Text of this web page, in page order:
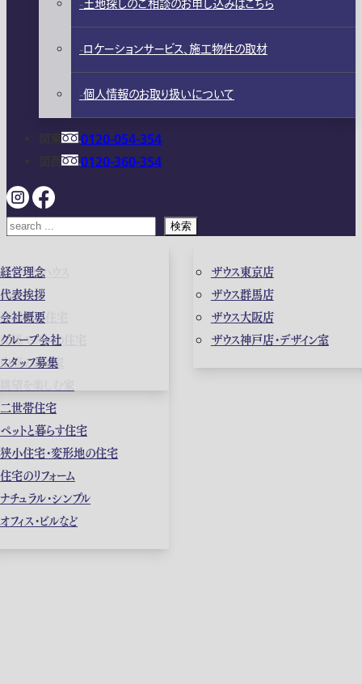
ガレージハウス
高級住宅
店舗併用住宅
和風モダンの住宅
中庭のある家
二世帯住宅
ペットと暮らす住宅
狭小住宅・変形地の住宅
住宅のリフォーム
ナチュラル・シンプル
オフィス・ビルなど
経営理念
代表挨拶
会社概要
グループ会社
スタッフ募集
ザウス東京店
ザウス群馬店
ザウス大阪店
ザウス神戸店・デザイン室
土地探しのご相談のお申し込みはこちら
ロケーションサービス、施工物件の取材
個人情報のお取り扱いについて
0120-054-354
0120-360-354
検索